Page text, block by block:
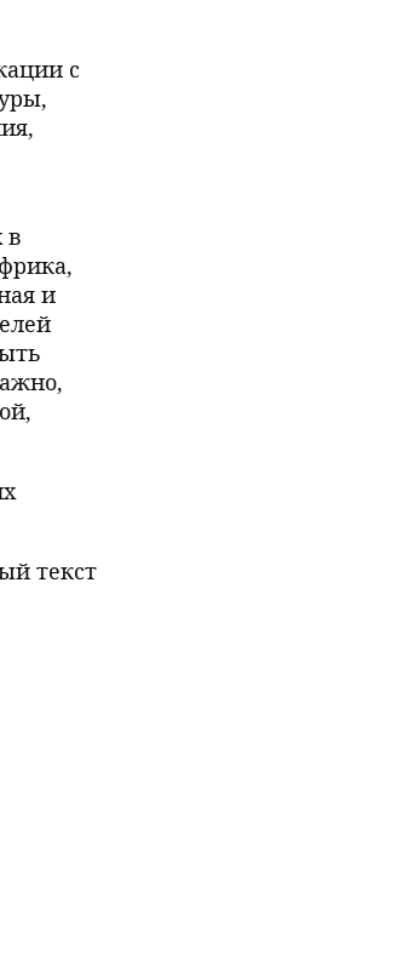
с
в
и
текст